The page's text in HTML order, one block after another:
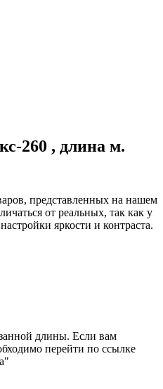
260 , длина м.
представленных на нашем
от реальных, так как у
яркости и контраста.
длины. Если вам
перейти по ссылке